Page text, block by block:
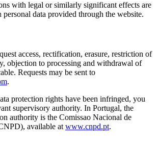
with legal or similarly significant effects are
personal data provided through the website.
access, rectification, erasure, restriction of
objection to processing and withdrawal of
Requests may be sent to
.
protection rights have been infringed, you
supervisory authority. In Portugal, the
authority is the Comissao Nacional de
available at www.cnpd.pt.